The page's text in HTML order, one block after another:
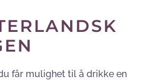
får mulighet til å drikke en